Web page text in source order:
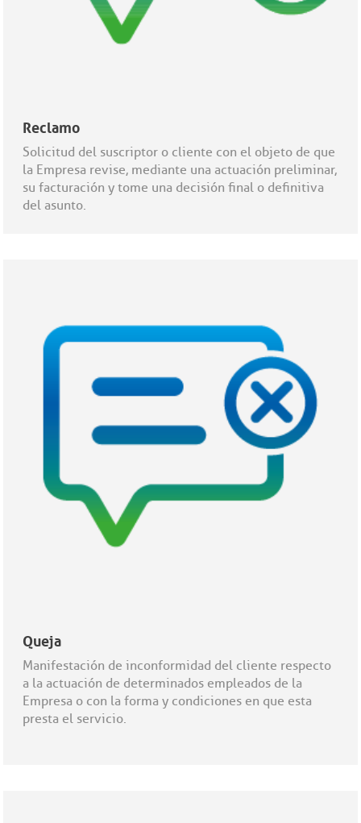
Reclamo
Solicitud del suscriptor o cliente con el objeto de que
la Empresa revise, mediante una actuación preliminar,
su facturación y tome una decisión final o definitiva
del asunto.
Queja
Manifestación de inconformidad del cliente respecto
a la actuación de determinados empleados de la
Empresa o con la forma y condiciones en que esta
presta el servicio.